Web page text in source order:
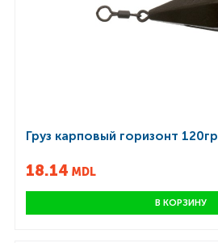
Груз карповый горизонт 120гр
18.14 MDL
В КОРЗИНУ